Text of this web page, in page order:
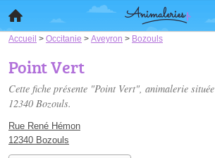
Accueil > Occitanie > Aveyron > Bozouls
Point Vert
Cette fiche présente "Point Vert", animalerie située
12340 Bozouls.
Rue René Hémon
12340 Bozouls